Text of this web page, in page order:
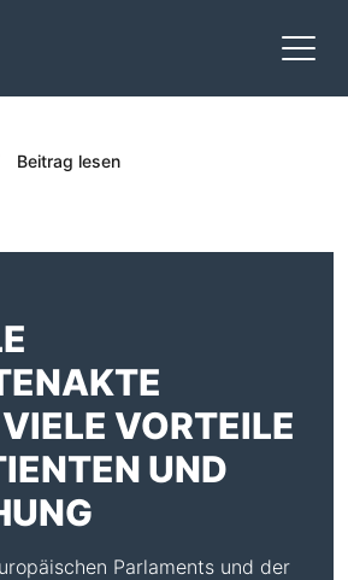
Beitrag lesen
VORTEILE
UND
Parlaments und der